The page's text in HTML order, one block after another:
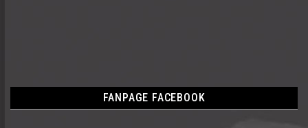
FANPAGE FACEBOOK